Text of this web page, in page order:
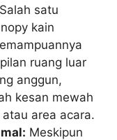
Salah satu
kain
ruang luar
anggun,
kesan mewah
area acara.
Meskipun